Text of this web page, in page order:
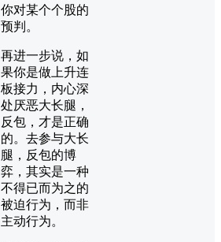
你对某个个股的
预判。
再进一步说，如
果你是做上升连
板接力，内心深
处厌恶大长腿，
反包，才是正确
的。去参与大长
腿，反包的博
弈，其实是一种
不得已而为之的
被迫行为，而非
主动行为。